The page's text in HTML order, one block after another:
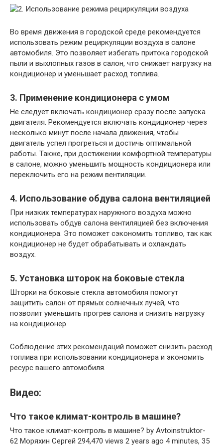
Во время движения в городской среде рекомендуется
использовать режим рециркуляции воздуха в салоне
автомобиля. Это позволяет избегать притока городской
пыли и выхлопных газов в салон, что снижает нагрузку на
кондиционер и уменьшает расход топлива.
3. Применение кондиционера с умом
Не следует включать кондиционер сразу после запуска
двигателя. Рекомендуется включать кондиционер через
несколько минут после начала движения, чтобы
двигатель успел прогреться и достичь оптимальной
работы. Также, при достижении комфортной температуры
в салоне, можно уменьшить мощность кондиционера или
переключить его на режим вентиляции.
4. Использование обдува салона вентиляцией
При низких температурах наружного воздуха можно
использовать обдув салона вентиляцией без включения
кондиционера. Это поможет сэкономить топливо, так как
кондиционер не будет обрабатывать и охлаждать
воздух.
5. Установка шторок на боковые стекла
Шторки на боковые стекла автомобиля помогут
защитить салон от прямых солнечных лучей, что
позволит уменьшить прогрев салона и снизить нагрузку
на кондиционер.
Соблюдение этих рекомендаций поможет снизить расход
топлива при использовании кондиционера и экономить
ресурс вашего автомобиля.
Видео:
Что такое климат-контроль в машине?
Что такое климат-контроль в машине? by Avtoinstruktor-
62 Моряхин Сергей 294,470 views 2 years ago 4 minutes, 35